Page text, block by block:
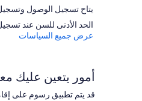
يتاح تسجيل الوصول
الحد الأدنى للسن عند
عرض جميع السياسات
أمور يتعين عليك
قد يتم تطبيق رسوم على